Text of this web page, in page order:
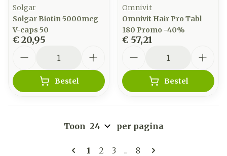
Solgar
Solgar Biotin 5000mcg
V-caps 50
€ 20,95
Bestel
Omnivit
Omnivit Hair Pro Tabl
180 Promo -40%
€ 57,21
Bestel
Pagina's
U lees momenteel pagina
1 Pagina
2 Pagina
3 ... Pagina
8
Toon per pagina